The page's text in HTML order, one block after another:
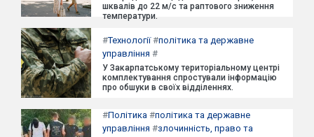
шквалів до 22 м/с та раптового зниження
температури.
#Технології#політика та державне
управління #
У Закарпатському територіальному центрі
комплектування спростували інформацію
про обшуки в своїх відділеннях.
#Політика #політика та державне
управління #злочинність, право та